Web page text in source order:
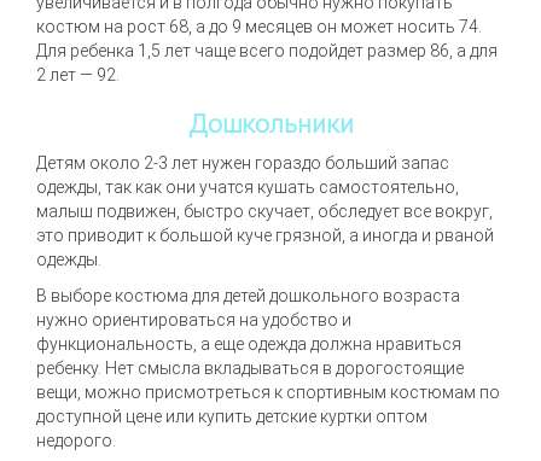
костюм на рост 68, а до 9 месяцев он может носить 74.
Для ребенка 1,5 лет чаще всего подойдет размер 86, а для
2 лет — 92.
Дошкольники
Детям около 2-3 лет нужен гораздо больший запас
одежды, так как они учатся кушать самостоятельно,
малыш подвижен, быстро скучает, обследует все вокруг,
это приводит к большой куче грязной, а иногда и рваной
одежды.
В выборе костюма для детей дошкольного возраста
нужно ориентироваться на удобство и
функциональность, а еще одежда должна нравиться
ребенку. Нет смысла вкладываться в дорогостоящие
вещи, можно присмотреться к спортивным костюмам по
доступной цене или купить детские куртки оптом
недорого.